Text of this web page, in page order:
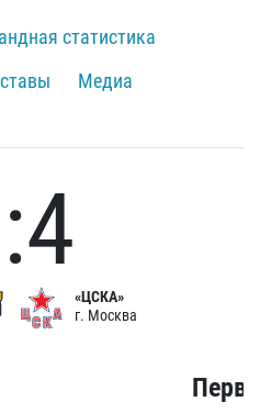
статистика
Медиа
«ЦСКА»
г. Москва